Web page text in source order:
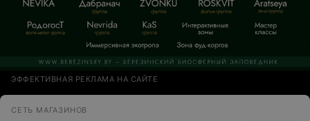
ЭФФЕКТИВНАЯ РЕКЛАМА НА САЙТЕ
СЕТЬ МАГАЗИНОВ